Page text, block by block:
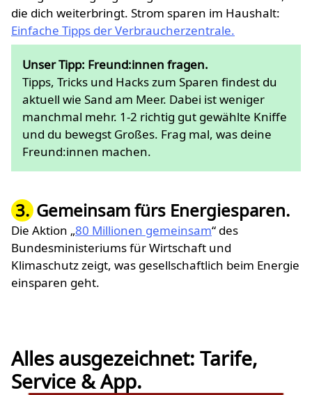
die dich weiterbringt. Strom sparen im Haushalt:
Einfache Tipps der Verbraucherzentrale.
Unser Tipp: Freund:innen fragen.
Tipps, Tricks und Hacks zum Sparen findest du
aktuell wie Sand am Meer. Dabei ist weniger
manchmal mehr. 1-2 richtig gut gewählte Kniffe
und du bewegst Großes. Frag mal, was deine
Freund:innen machen.
3. Gemeinsam fürs Energiesparen.
Die Aktion „80 Millionen gemeinsam“ des
Bundesministeriums für Wirtschaft und
Klimaschutz zeigt, was gesellschaftlich beim Energie
einsparen geht.
Alles ausgezeichnet: Tarife,
Service & App.